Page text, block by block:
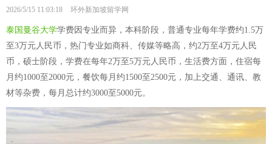
2026/5/15 11:03:18 环外新加坡留学网
泰国曼谷大学学费因专业而异，本科阶段，普通专业每年学费约1.5万
至3万元人民币，热门专业如商科、传媒等略高，约2万至4万元人民
币，硕士阶段，学费在每年2万至5万元人民币，生活费方面，住宿每
月约1000至2000元，餐饮每月约1500至2500元，加上交通、通讯、教
材等杂费，每月总计约3000至5000元。